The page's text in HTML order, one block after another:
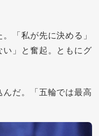
「私が先に決める」
」と奮起。ともにグ
だ。「五輪では最高